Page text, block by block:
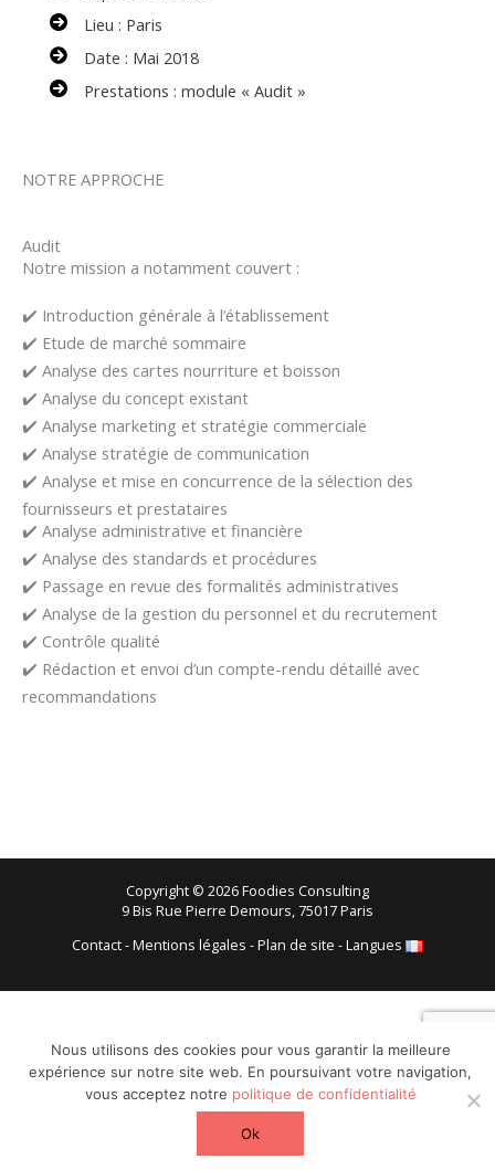
Lieu : Paris
Date : Mai 2018
Prestations : module « Audit »
NOTRE APPROCHE
Audit
Notre mission a notamment couvert :
✔️ Introduction générale à l’établissement
✔️ Etude de marché sommaire
✔️ Analyse des cartes nourriture et boisson
✔️ Analyse du concept existant
✔️ Analyse marketing et stratégie commerciale
✔️ Analyse stratégie de communication
✔️ Analyse et mise en concurrence de la sélection des
fournisseurs et prestataires
✔️ Analyse administrative et financière
✔️ Analyse des standards et procédures
✔️ Passage en revue des formalités administratives
✔️ Analyse de la gestion du personnel et du recrutement
✔️ Contrôle qualité
✔️ Rédaction et envoi d’un compte-rendu détaillé avec
recommandations
Copyright © 2026 Foodies Consulting
9 Bis Rue Pierre Demours, 75017 Paris
Contact-Mentions légales -Plan de site -Langues
Nous utilisons des cookies pour vous garantir la meilleure
expérience sur notre site web. En poursuivant votre navigation,
vous acceptez notre politique de confidentialité
Ok